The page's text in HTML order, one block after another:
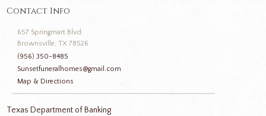
Contact Info
657 Springmart Blvd.
Brownsville, TX 78526
(956) 350-8485
Sunsetfuneralhomes@gmail.com
Map & Directions
Texas Department of Banking